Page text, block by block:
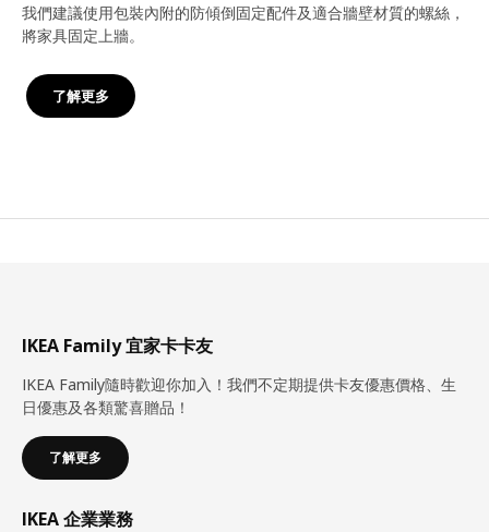
我們建議使用包裝內附的防傾倒固定配件及適合牆壁材質的螺絲，
將家具固定上牆。
了解更多
IKEA Family 宜家卡卡友
IKEA Family隨時歡迎你加入！我們不定期提供卡友優惠價格、生
日優惠及各類驚喜贈品！
了解更多
IKEA 企業業務